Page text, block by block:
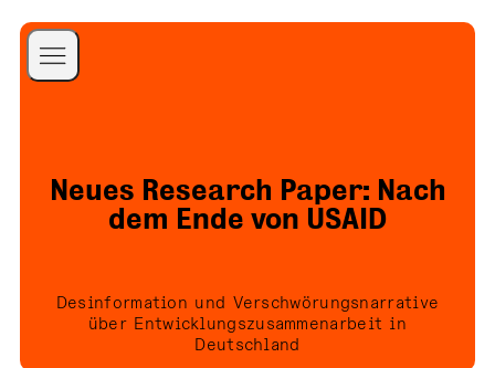
Blog
Projekte
Über uns
Team
Neues Research Paper: Nach
dem Ende von USAID
Desinformation und Verschwörungsnarrative
über Entwicklungszusammenarbeit in
Deutschland
a Better World is
Necessary
Folgen Sie uns